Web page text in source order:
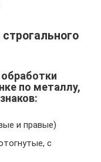
по металлу,
и правые)
с